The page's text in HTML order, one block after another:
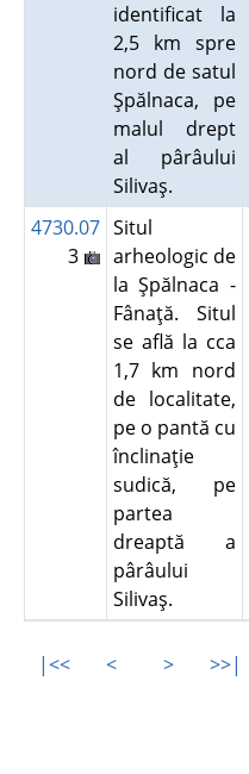
identificat la
2,5 km spre
nord de satul
Şpălnaca, pe
malul drept
al pârâului
Silivaş.
4730.07
3
Situl
arheologic de
la Şpălnaca -
Fânaţă. Situl
se află la cca
1,7 km nord
de localitate,
pe o pantă cu
înclinaţie
sudică, pe
partea
dreaptă a
pârâului
Silivaş.
|<< < > >>|